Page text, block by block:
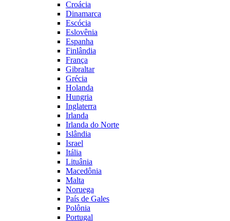
Croácia
Dinamarca
Escócia
Eslovênia
Espanha
Finlândia
França
Gibraltar
Grécia
Holanda
Hungria
Inglaterra
Irlanda
Irlanda do Norte
Islândia
Israel
Itália
Lituânia
Macedônia
Malta
Noruega
País de Gales
Polônia
Portugal